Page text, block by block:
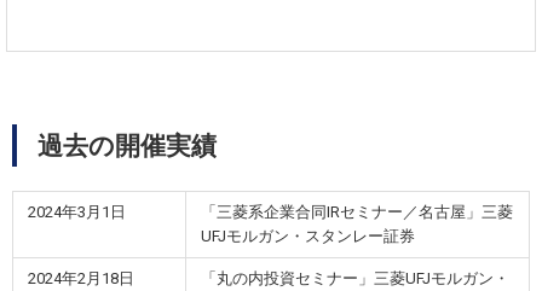
過去の開催実績
2024年3月1日
「三菱系企業合同IRセミナー／名古屋」三菱
UFJモルガン・スタンレー証券
2024年2月18日
「丸の内投資セミナー」三菱UFJモルガン・